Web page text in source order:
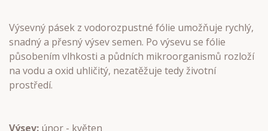
Výsevný pásek z vodorozpustné fólie umožňuje rychlý,
snadný a přesný výsev semen. Po výsevu se fólie
působením vlhkosti a půdních mikroorganismů rozloží
na vodu a oxid uhličitý, nezatěžuje tedy životní
prostředí.
Výsev: únor - květen